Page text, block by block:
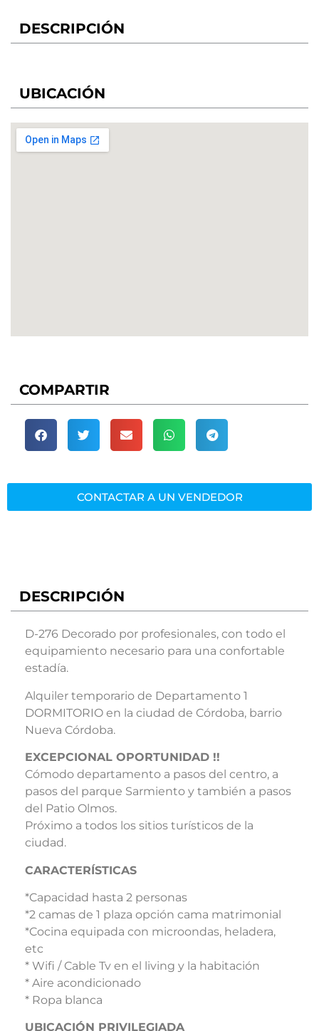
DESCRIPCIÓN
UBICACIÓN
COMPARTIR
CONTACTAR A UN VENDEDOR
DESCRIPCIÓN
D-276 Decorado por profesionales, con todo el
equipamiento necesario para una confortable
estadía.
Alquiler temporario de Departamento 1
DORMITORIO en la ciudad de Córdoba, barrio
Nueva Córdoba.
EXCEPCIONAL OPORTUNIDAD !!
Cómodo departamento a pasos del centro, a
pasos del parque Sarmiento y también a pasos
del Patio Olmos.
Próximo a todos los sitios turísticos de la
ciudad.
CARACTERÍSTICAS
*Capacidad hasta 2 personas
*2 camas de 1 plaza opción cama matrimonial
*Cocina equipada con microondas, heladera,
etc
* Wifi / Cable Tv en el living y la habitación
* Aire acondicionado
* Ropa blanca
UBICACIÓN PRIVILEGIADA